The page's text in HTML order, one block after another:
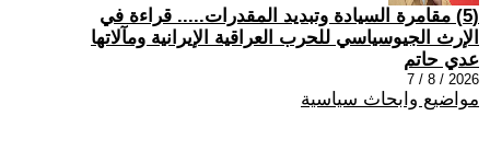
(5) مقامرة السيادة وتبديد المقدرات..... قراءة في
الإرث الجيوسياسي للحرب العراقية الإيرانية ومآلاتها
عدي حاتم
2026 / 8 / 7
مواضيع وابحاث سياسية